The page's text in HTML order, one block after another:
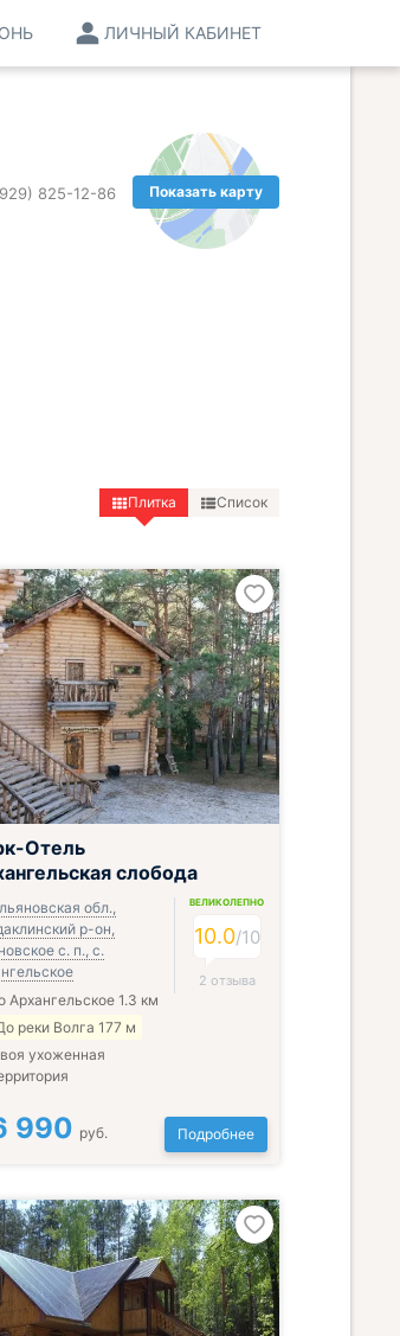
ЛИЧНЫЙ КАБИНЕТ
Показать карту
825-12-86
Плитка Список
Отель
слобода
обл.,
р-он,
с. п., с.
Архангельское 1.3 км
реки Волга 177 м
ухоженная
ВЕЛИКОЛЕПНО
10.0/10
2 отзыва
990 руб. Подробнее